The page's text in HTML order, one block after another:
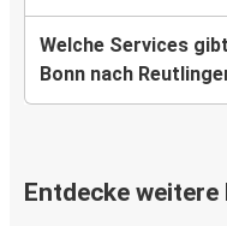
Welche Services
Bonn nach
Entdecke